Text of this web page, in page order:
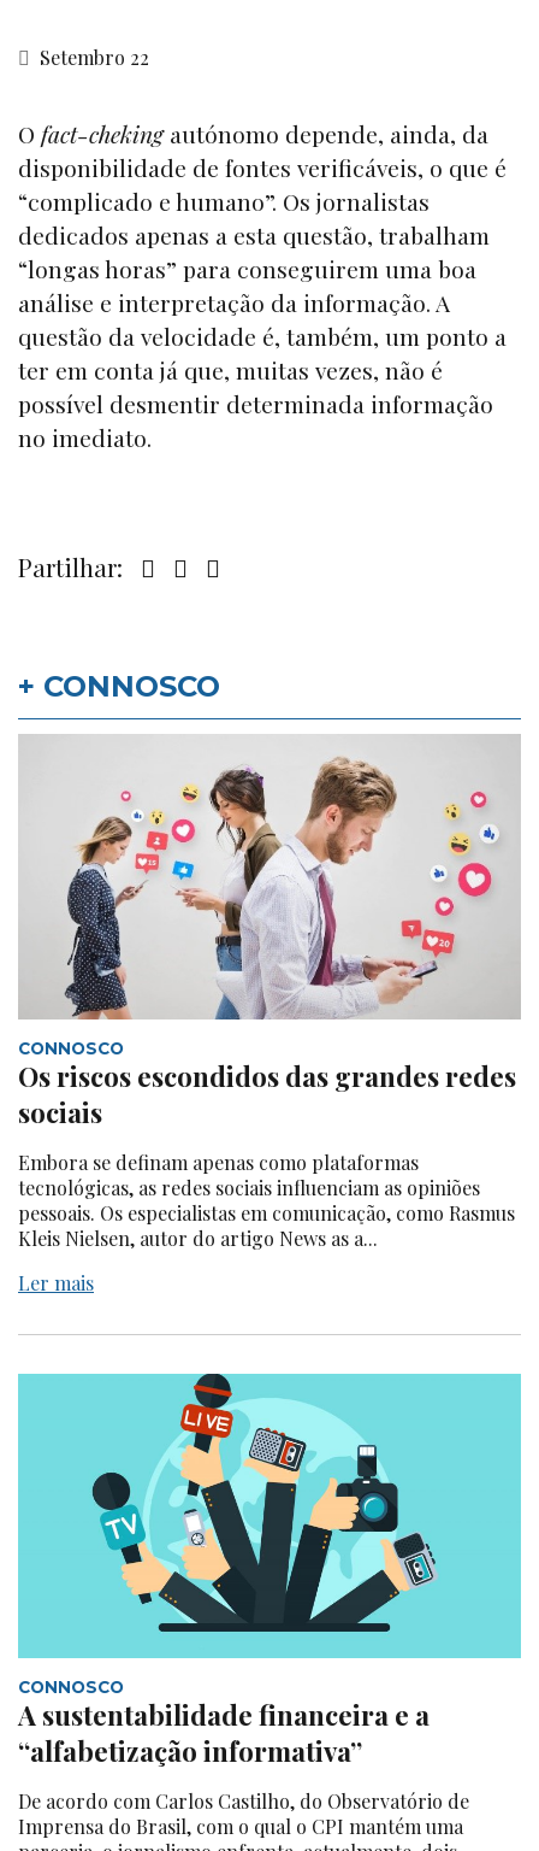
Setembro 22
O fact-chekingautónomo depende, ainda, da
disponibilidade de fontes verificáveis, o que é
“complicado e humano”. Os jornalistas
dedicados apenas a esta questão, trabalham
“longas horas” para conseguirem uma boa
análise e interpretação da informação. A
questão da velocidade é, também, um ponto a
ter em conta já que, muitas vezes, não é
possível desmentir determinada informação
no imediato.
Partilhar:
+ CONNOSCO
CONNOSCO
Os riscos escondidos das grandes redes
sociais
Embora se definam apenas como plataformas
tecnológicas, as redes sociais influenciam as opiniões
pessoais. Os especialistas em comunicação, como Rasmus
Kleis Nielsen, autor do artigo News as a...
Ler mais
CONNOSCO
A sustentabilidade financeira e a
“alfabetização informativa”
De acordo com Carlos Castilho, do Observatório de
Imprensa do Brasil, com o qual o CPI mantém uma